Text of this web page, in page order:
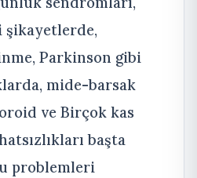
şikayetlerde,
Parkinson gibi
mide-barsak
ve Birçok kas
başta
problemleri